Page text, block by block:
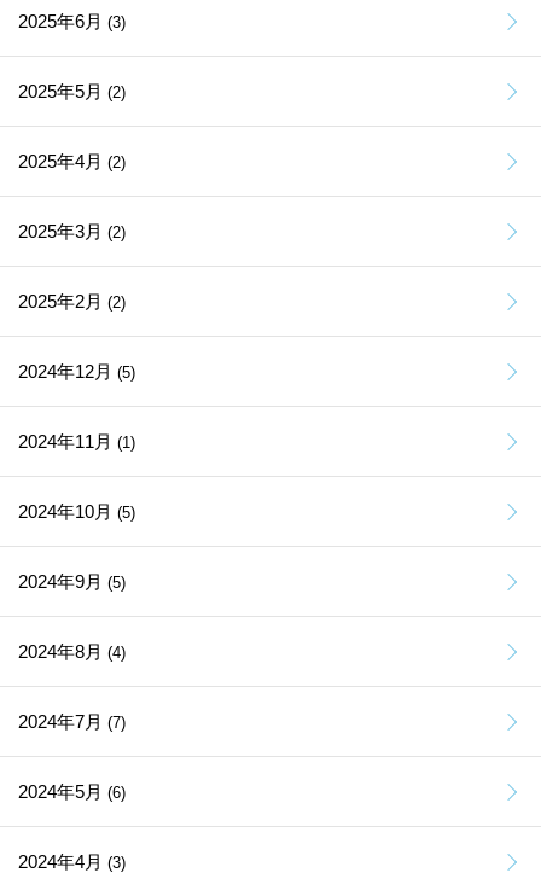
2025年6月 (3)
2025年5月 (2)
2025年4月 (2)
2025年3月 (2)
2025年2月 (2)
2024年12月 (5)
2024年11月 (1)
2024年10月 (5)
2024年9月 (5)
2024年8月 (4)
2024年7月 (7)
2024年5月 (6)
2024年4月 (3)